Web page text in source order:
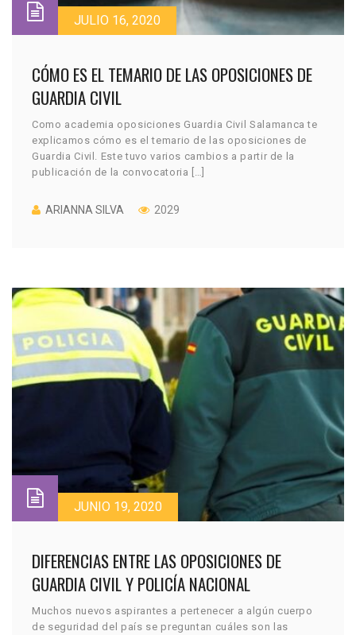
JULIO 16, 2020
CÓMO ES EL TEMARIO DE LAS OPOSICIONES DE
GUARDIA CIVIL
Como academia oposiciones Guardia Civil Salamanca te
explicamos cómo es el temario de las oposiciones de
Guardia Civil. Este tuvo varios cambios a partir de la
publicación de la convocatoria […]
ARIANNA SILVA 2029
JUNIO 19, 2020
DIFERENCIAS ENTRE LAS OPOSICIONES DE
GUARDIA CIVIL Y POLICÍA NACIONAL
Muchos nuevos aspirantes a pertenecer a algún cuerpo
de seguridad del país se preguntan cuáles son las